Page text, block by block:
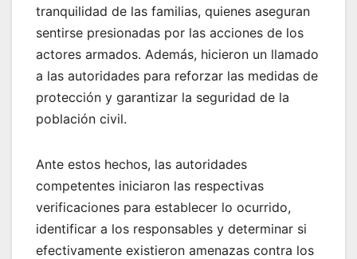
tranquilidad de las familias, quienes aseguran
sentirse presionadas por las acciones de los
actores armados. Además, hicieron un llamado
a las autoridades para reforzar las medidas de
protección y garantizar la seguridad de la
población civil.
Ante estos hechos, las autoridades
competentes iniciaron las respectivas
verificaciones para establecer lo ocurrido,
identificar a los responsables y determinar si
efectivamente existieron amenazas contra los